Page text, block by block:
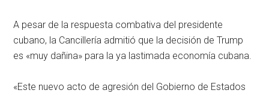
A pesar de la respuesta combativa del presidente
cubano, la Cancillería admitió que la decisión de Trump
es «muy dañina» para la ya lastimada economía cubana.
«Este nuevo acto de agresión del Gobierno de Estados